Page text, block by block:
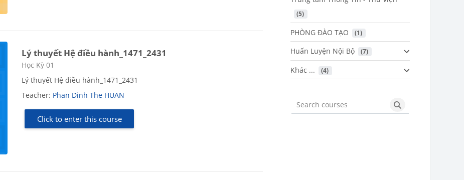
Lý thuyết Hệ điều hành_1471_2431
Course category
Học Kỳ 01
Lý thuyết Hệ điều hành_1471_2431
Teacher: Phan Dinh The HUAN
Click to enter this course
(5)
PHÒNG ĐÀO TẠO (1)
Huấn Luyện Nội Bộ (7)
Khác ... (4)
Search courses Search courses